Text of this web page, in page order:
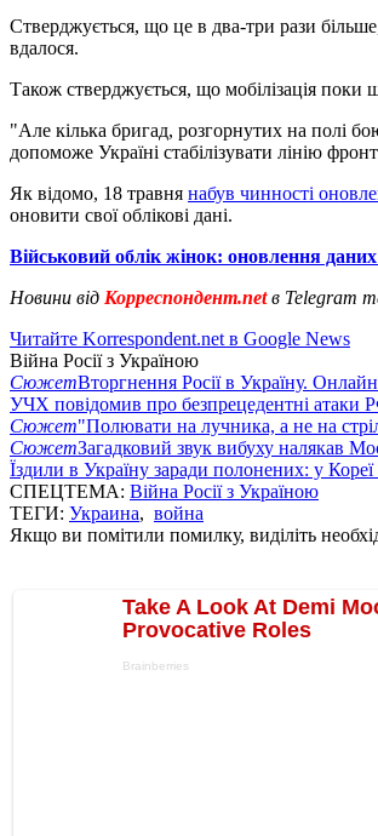
Стверджується, що це в два-три рази
вдалося.
Також стверджується, що мобілізація
"Але кілька бригад, розгорнутих на полі
допоможе Україні стабілізувати лінію
Як відомо, 18 травня набув чинності
оновити свої облікові дані.
Військовий облік жінок: оновлення
Новини від Корреспондент.netв Telegram
Читайте Korrespondent.net в Google News
Війна Росії з Україною
СюжетВторгнення Росії в Україну. Онлайн
УЧХ повідомив про безпрецедентні атаки
Сюжет"Полювати на лучника, а не на
СюжетЗагадковий звук вибуху налякав
Їздили в Україну заради полонених: у Кореї
СПЕЦТЕМА: Війна Росії з Україною
ТЕГИ: Украина, война
Якщо ви помітили помилку, виділіть